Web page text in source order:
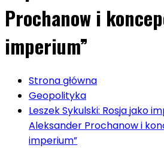
Prochanow i
imperium”
Strona główna
Geopolityka
Leszek Sykulski: Rosja jako
Aleksander Prochanow i
imperium”